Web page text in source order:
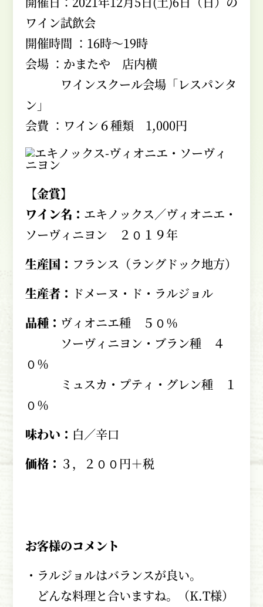
ワイン試飲会
開催時間 ：16時～19時
会場 ：かまたや 店内横
ワインスクール会場「レスパンタ
ン」
会費 ：ワイン６種類 1,000円
【金賞】
ワイン名： エキノックス／ヴィオニエ・
ソーヴィニヨン ２０１９年
生産国： フランス（ラングドック地方）
生産者： ドメーヌ・ド・ラルジョル
品種： ヴィオニエ種 ５０％
ソーヴィニヨン・ブラン種 ４
０％
ミュスカ・プティ・グレン種 １
０％
味わい： 白／辛口
価格： ３，２００円＋税
お客様のコメント
・ラルジョルはバランスが良い。
どんな料理と合いますね。（K.T様）